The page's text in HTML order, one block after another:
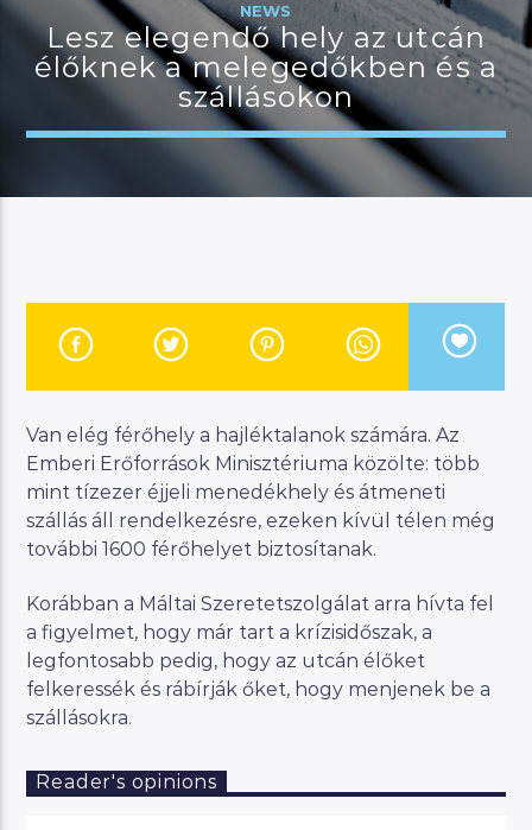
JELENLEGI MŰSOR
MANNA HITS
Manna FM
NEWS
Lesz elegendő hely az utcán
élőknek a melegedőkben és a
szállásokon
Van elég férőhely a hajléktalanok számára. Az
Emberi Erőforrások Minisztériuma közölte: több
mint tízezer éjjeli menedékhely és átmeneti
szállás áll rendelkezésre, ezeken kívül télen még
további 1600 férőhelyet biztosítanak.
Korábban a Máltai Szeretetszolgálat arra hívta fel
a figyelmet, hogy már tart a krízisidőszak, a
legfontosabb pedig, hogy az utcán élőket
felkeressék és rábírják őket, hogy menjenek be a
szállásokra.
Reader's opinions